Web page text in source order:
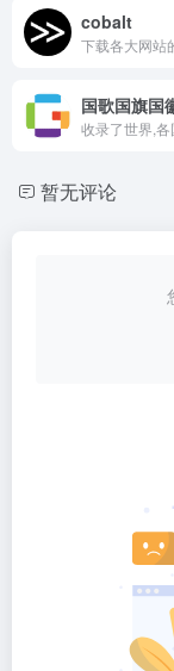
cobalt
下载各大网站
国歌国旗国
暂无评论